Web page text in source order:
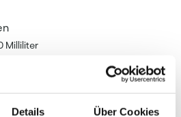
Details Über Cookies
Milliliter
sehen unsere